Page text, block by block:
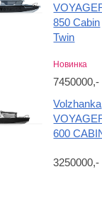
850 Cabin
Twin
Новинка
7450000,-
Volzhanka
600
3250000,-